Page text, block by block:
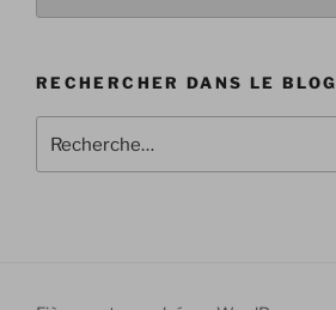
RECHERCHER DANS LE BLOG